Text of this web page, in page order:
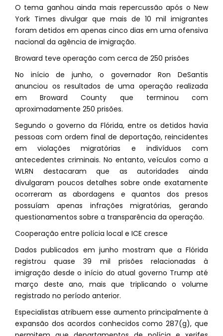
O tema ganhou ainda mais repercussão após o New
York Times divulgar que mais de 10 mil imigrantes
foram detidos em apenas cinco dias em uma ofensiva
nacional da agência de imigração.
Broward teve operação com cerca de 250 prisões
No início de junho, o governador Ron DeSantis
anunciou os resultados de uma operação realizada
em Broward County que terminou com
aproximadamente 250 prisões.
Segundo o governo da Flórida, entre os detidos havia
pessoas com ordem final de deportação, reincidentes
em violações migratórias e indivíduos com
antecedentes criminais. No entanto, veículos como a
WLRN destacaram que as autoridades ainda
divulgaram poucos detalhes sobre onde exatamente
ocorreram as abordagens e quantos dos presos
possuíam apenas infrações migratórias, gerando
questionamentos sobre a transparência da operação.
Cooperação entre polícia local e ICE cresce
Dados publicados em junho mostram que a Flórida
registrou quase 39 mil prisões relacionadas à
imigração desde o início do atual governo Trump até
março deste ano, mais que triplicando o volume
registrado no período anterior.
Especialistas atribuem esse aumento principalmente à
expansão dos acordos conhecidos como 287(g), que